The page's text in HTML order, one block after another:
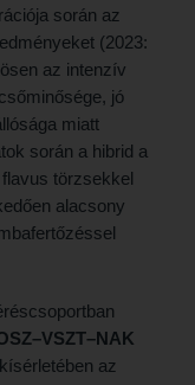
során az
(2023:
az intenzív
jó
miatt
során a hibrid a
törzsekkel
alacsony
az